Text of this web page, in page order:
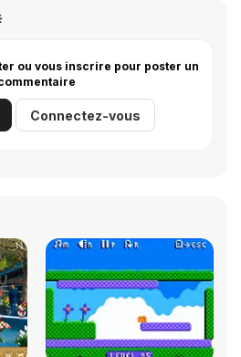
ou vous inscrire pour poster un
Connectez-vous